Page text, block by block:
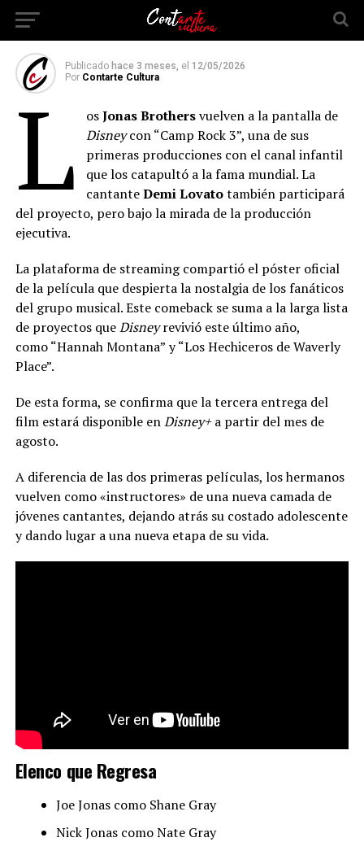
adelanto de “Camp Rock 3”
Publicado hace 3 meses, el 12/05/2026
Por Contarte Cultura
L osJonas Brothersvuelven a la pantalla de
Disneycon “Camp Rock 3”, una de sus
primeras producciones con el canal infantil
que los catapultó a la fama mundial. La
cantanteDemi Lovatotambién participará
del proyecto, pero bajo la mirada de la producción
ejecutiva.
La plataforma de streaming compartió el póster oficial
de la película que despierta la nostalgia de los fanáticos
del grupo musical. Este comeback se suma a la larga lista
de proyectos queDisneyrevivió este último año,
como “Hannah Montana” y “Los Hechiceros de Waverly
Place”.
De esta forma, se confirma que la tercera entrega del
film estará disponible enDisney+a partir del mes de
agosto.
A diferencia de las dos primeras películas, los hermanos
vuelven como «instructores» de una nueva camada de
jóvenes cantantes, dejando atrás su costado adolescente
y dando lugar a una nueva etapa de su vida.
Elenco que Regresa
Joe Jonas como Shane Gray
Nick Jonas como Nate Gray